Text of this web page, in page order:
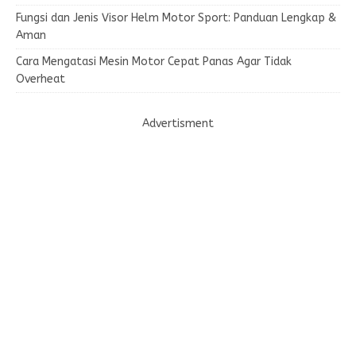
Fungsi dan Jenis Visor Helm Motor Sport: Panduan Lengkap &
Aman
Cara Mengatasi Mesin Motor Cepat Panas Agar Tidak
Overheat
Advertisment